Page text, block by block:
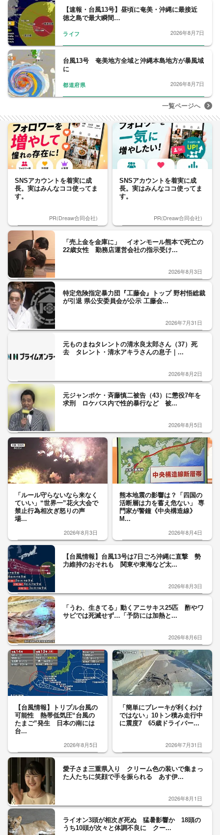
【速報・台風13号】昼頃に奄美・沖縄に最接近
徳之島で最大瞬間…
ライフ 2026年8月7日
台風13号 奄美地方全域と沖縄本島地方が暴風域
に
都道府県 2026年8月7日
一覧ページへ
SNSアカウントを着実に成
長。実はみんなココ使ってま
す。
PR(Dreaw合同会社)
SNSアカウントを着実に成
長。実はみんなココ使ってま
す。
PR(Dreaw合同会社)
「売上金を金庫に」 イオンモール熊本で死亡の
22歳女性 勤務店運営会社の指示受け...
2026年8月3日
特定危険指定暴力団『工藤会』トップ 野村悟総裁
が引退 県公安委員会が公示 工藤会...
2026年7月31日
元ものまねタレントの清水良太郎さん（37）死
去 タレント・清水アキラさんの息子｜...
2026年8月2日
元ジャンポケ・斉藤慎二被告（43）に懲役7年を
求刑 ロケバス内で性的暴行など 被...
2026年8月5日
「ルール守らないなら来なく
ていい」“世界一”花火大会で
禁止行為相次ぎ怒りの声
場...
2026年8月3日
熊本地震の影響は？「四国の
活断層は力を蓄え危ない」 専
門家が警鐘《中央構造線》
M...
2026年8月4日
【台風情報】台風13号は7日ごろ沖縄に直撃 勢
力維持のおそれも 関東や東海など太...
2026年8月3日
「うわ、生きてる」動くアニサキス25匹 酢やワ
サビでは死滅せず…「予防には加熱と...
2026年8月6日
【台風情報】トリプル台風の
可能性 熱帯低気圧“台風の
たまご”発生 日本の南には
台...
2026年8月5日
「簡単にブレーキが利くわけ
ではない」10トン積み走行中
に震度7 65歳ドライバー...
2026年7月31日
愛子さま三重県入り クリーム色の装いで集まっ
た人たちに笑顔で手を振られる あす伊...
2026年8月1日
ライオン3頭が相次ぎ死ぬ 猛暑影響か 18頭の
うち10頭が次々と体調不良に クー...